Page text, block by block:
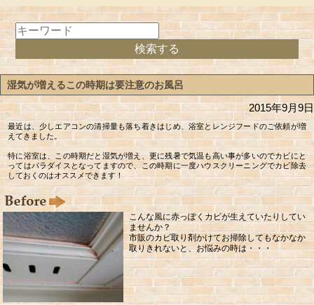
湿気が増えるこの時期は要注意のお風呂
2015年9月9日
最近は、少しエアコンの清掃量も落ち着きはじめ、浴室とレンジフードのご依頼が増
えてきました。
特に浴室は、この時期だと湿気が増え、更に残暑で気温も高い事が多いのでカビにと
ってはパラダイスとなってますので、この時期に一度ハウスクリーニングでカビ除去
しておくのはオススメできます！
こんな風に赤っぽくカビが生えていたりしてい
ませんか？
市販のカビ取り剤かけてお掃除してもなかなか
取りきれないと、お悩みの時は・・・